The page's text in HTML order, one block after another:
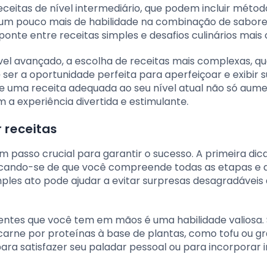
de nível intermediário, que podem incluir
pouco mais de habilidade na combinação de
entre receitas simples e desafios culinários mais
avançado, a escolha de receitas mais complexas,
a oportunidade perfeita para aperfeiçoar e exibir
uma receita adequada ao seu nível atual não só
a experiência divertida e estimulante.
receitas
crucial para garantir o sucesso. A primeira
se de que você compreende todas as etapas e
ato pode ajudar a evitar surpresas
que você tem em mãos é uma habilidade valiosa.
por proteínas à base de plantas, como tofu ou
satisfazer seu paladar pessoal ou para incorporar